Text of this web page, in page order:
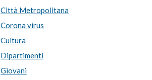
Città Metropolitana
Corona virus
Cultura
Dipartimenti
Giovani